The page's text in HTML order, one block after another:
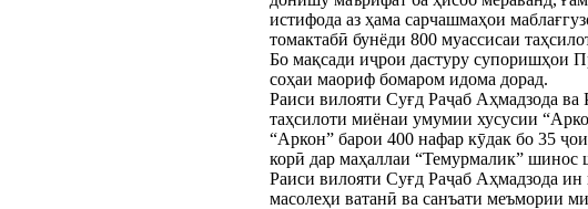
истифода аз ҳама сарчашмаҳои
томактабӣ бунёди 800 муассисаи
Бо мақсади иҷрои дастуру супоришҳои
соҳаи маориф бомаром идома дорад.
Раиси вилояти Суғд Раҷаб Аҳмадзода
таҳсилоти миёнаи умумии хусусии
“Аркон” барои 400 нафар кӯдак бо 35
корӣ дар маҳаллаи “Темурмалик” шинос
Раиси вилояти Суғд Раҷаб Аҳмадзода
масолеҳи ватанӣ ва санъати меъмории